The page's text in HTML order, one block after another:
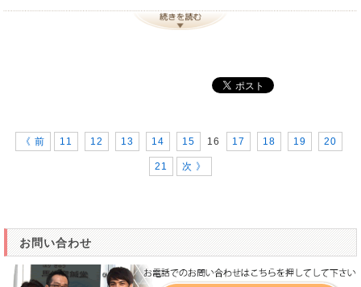
《 前 11 12 13 14 15 16 17 18 19 20
21 次 》
お問い合わせ